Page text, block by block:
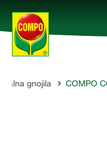
Izdelki
gnojila COMPO